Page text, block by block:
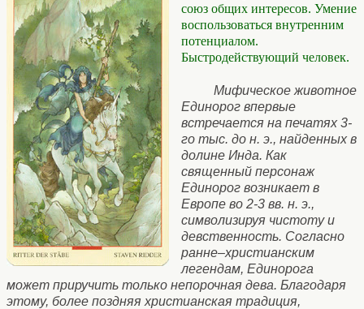
союз общих интересов. Умение
воспользоваться внутренним
потенциалом.
Быстродействующий человек.
Мифическое животное
Единорог впервые
встречается на печатях 3-
го тыс. до н. э., найденных в
долине Инда. Как
священный персонаж
Единорог возникает в
Европе во 2-3 вв. н. э.,
символизируя чистоту и
девственность. Согласно
ранне–христианским
легендам, Единорога
может приручить только непорочная дева. Благодаря
этому, более поздняя христианская традиция,